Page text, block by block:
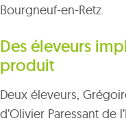
Bourgneuf-en-Retz.
Des éleveurs
produit
Deux éleveurs,
d’Olivier Paressant de